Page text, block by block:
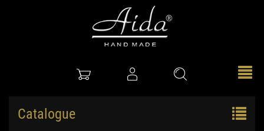
Catalogue